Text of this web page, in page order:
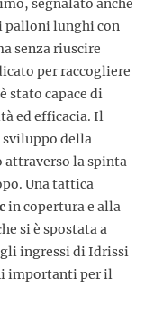
segnalato anche
palloni lunghi con
senza riuscire
per raccogliere
stato capace di
ed efficacia. Il
sviluppo della
attraverso la spinta
Una tattica
in copertura e alla
si è spostata a
ingressi di Idrissi
importanti per il